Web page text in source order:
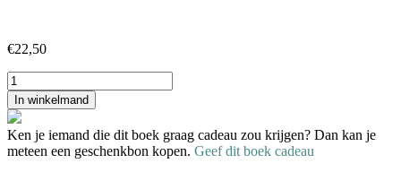
€22,50
En
nu
is
het
oorlog
aantal
In winkelmand
Ken je iemand die dit boek graag cadeau zou krijgen? Dan kan je
meteen een geschenkbon kopen. Geef dit boek cadeau